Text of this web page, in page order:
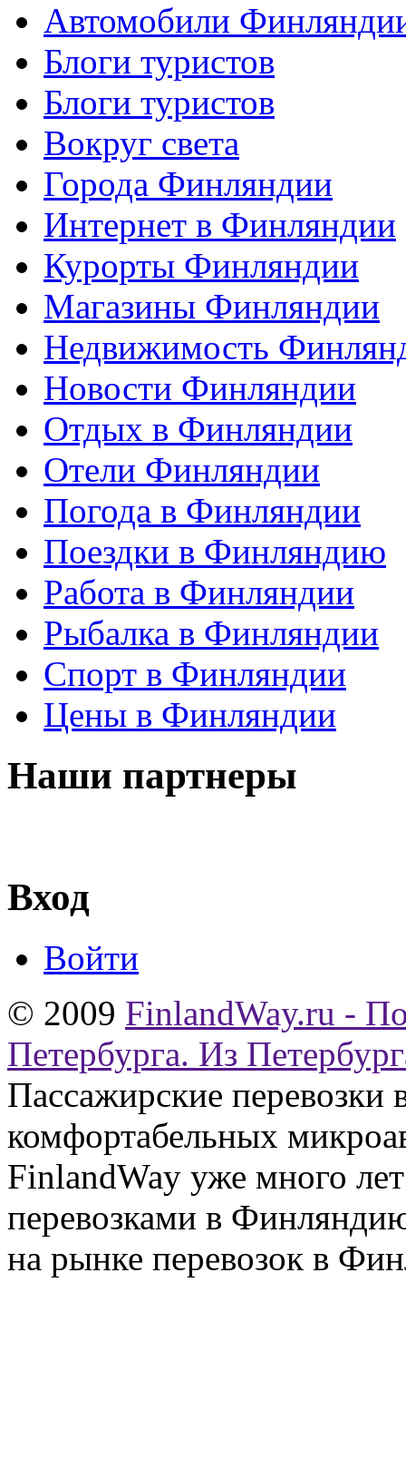
Автомобили
Блоги туристов
Блоги туристов
Вокруг света
Города Финляндии
Интернет в Финляндии
Курорты Финляндии
Магазины Финляндии
Недвижимость
Новости Финляндии
Отдых в Финляндии
Отели Финляндии
Погода в Финляндии
Поездки в Финляндию
Работа в Финляндии
Рыбалка в Финляндии
Спорт в Финляндии
Цены в Финляндии
Наши партнеры
Вход
Войти
© 2009 FinlandWay.ru -
Петербурга. Из
Пассажирские
комфортабельных
FinlandWay уже много
перевозками в
на рынке перевозок в